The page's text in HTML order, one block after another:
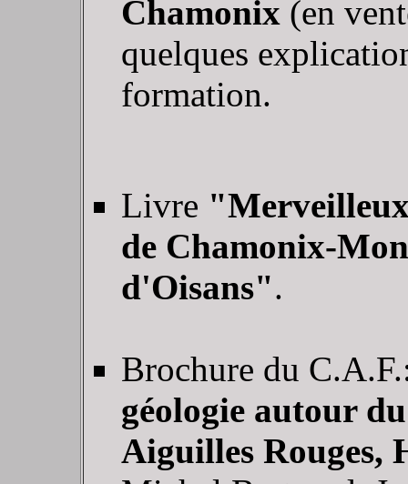
Chamonix (en
quelques
formation.
Livre "Merveilleux
de Chamonix-
d'Oisans".
Brochure du
géologie autour
Aiguilles Rouges,